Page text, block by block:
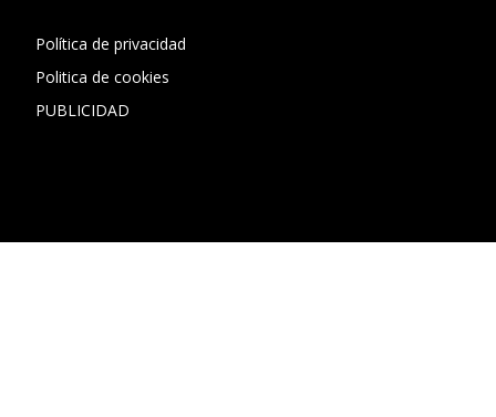
Política de privacidad
Politica de cookies
PUBLICIDAD